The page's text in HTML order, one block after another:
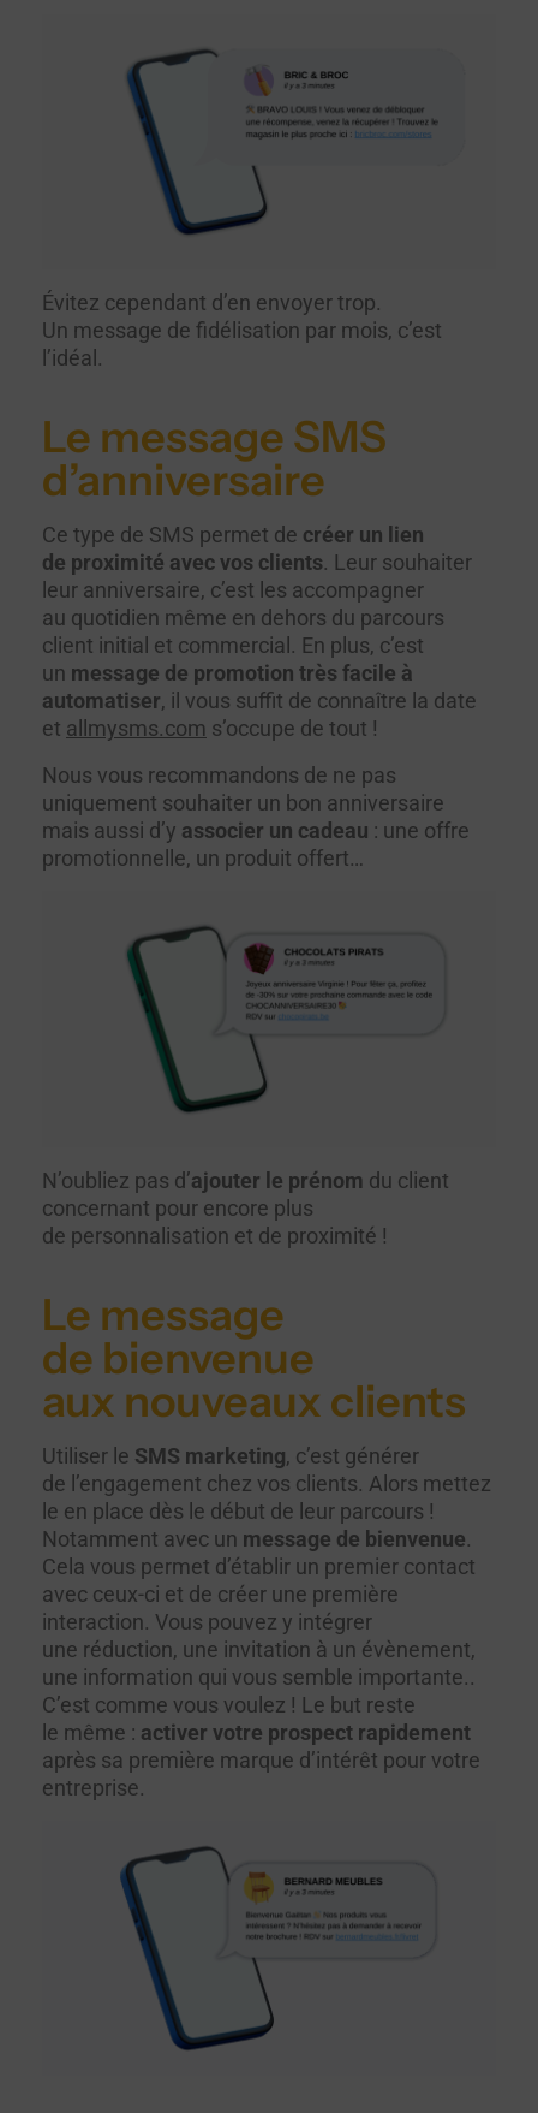
Évitez cependant d’en envoyer trop.
Un message de fidélisation par mois, c’est
l’idéal.
Le message SMS
d’anniversaire
Ce type de SMS permet de créer un lien
de proximité avec vos clients. Leur souhaiter
leur anniversaire, c’est les accompagner
au quotidien même en dehors du parcours
client initial et commercial. En plus, c’est
un message de promotion très facile à
automatiser, il vous suffit de connaître la date
et allmysms.com s’occupe de tout !
Nous vous recommandons de ne pas
uniquement souhaiter un bon anniversaire
mais aussi d’y associer un cadeau : une offre
promotionnelle, un produit offert…
N’oubliez pas d’ajouter le prénom du client
concernant pour encore plus
de personnalisation et de proximité !
Le message
de bienvenue
aux nouveaux clients
Utiliser le SMS marketing, c’est générer
de l’engagement chez vos clients. Alors mettez
le en place dès le début de leur parcours !
Notamment avec un message de bienvenue.
Cela vous permet d’établir un premier contact
avec ceux-ci et de créer une première
interaction. Vous pouvez y intégrer
une réduction, une invitation à un évènement,
une information qui vous semble importante..
C’est comme vous voulez ! Le but reste
le même : activer votre prospect rapidement
après sa première marque d’intérêt pour votre
entreprise.